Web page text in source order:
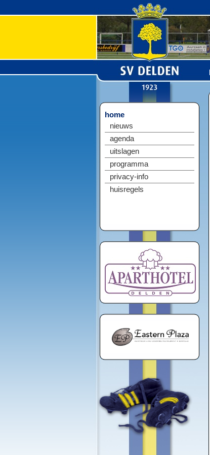
home
nieuws
agenda
uitslagen
programma
privacy-info
huisregels